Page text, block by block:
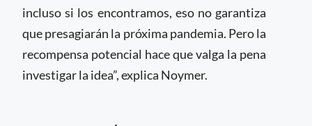
incluso si los encontramos, eso no garantiza
que presagiarán la próxima pandemia. Pero la
recompensa potencial hace que valga la pena
investigar la idea”, explica Noymer.